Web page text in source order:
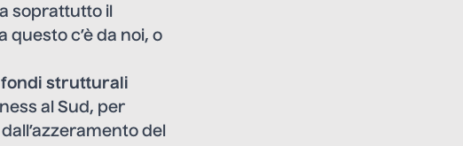
soprattutto il
c’è da noi, o
fondi strutturali
al Sud, per
del